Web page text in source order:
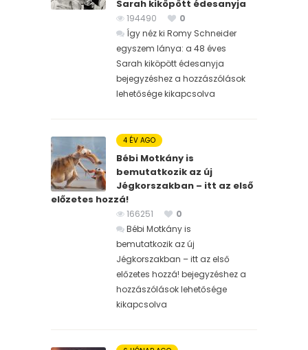
Sarah kiköpött édesanyja
194490
0
Így néz ki Romy Schneider
egyszem lánya: a 48 éves
Sarah kiköpött édesanyja
bejegyzéshez a hozzászólások
lehetősége kikapcsolva
4 ÉV AGO
Bébi Motkány is
bemutatkozik az új
Jégkorszakban – itt az első
előzetes hozzá!
166251
0
Bébi Motkány is
bemutatkozik az új
Jégkorszakban – itt az első
előzetes hozzá! bejegyzéshez a
hozzászólások lehetősége
kikapcsolva